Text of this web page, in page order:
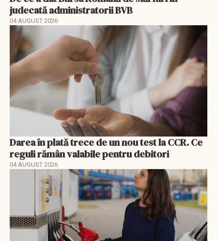
judecată administratorii BVB
04 AUGUST 2026
Darea în plată trece de un nou test la CCR. Ce
reguli rămân valabile pentru debitori
04 AUGUST 2026